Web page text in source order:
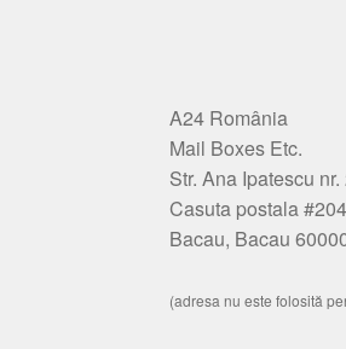
A24 România
Mail Boxes Etc.
Str. Ana Ipatescu nr.
Casuta postala #204
Bacau, Bacau
(adresa nu este folosită